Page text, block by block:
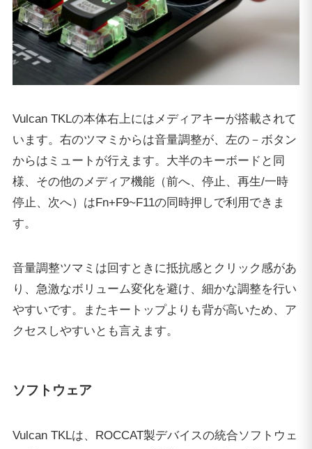
Vulcan TKLの本体右上にはメディアキーが搭載されて
います。右のツマミからは音量調整が、左の－ボタン
からはミュートが行えます。大半のキーボードと同
様、その他のメディア機能（前へ、停止、再生/一時
停止、次へ）は Fn+F9~F11の同時押しで利用できま
す。
音量調整ツマミは回すときに抵抗感とクリック感があ
り、急激なボリューム変化を避け、細かな調整を行い
やすいです。またキートップよりも背が高いため、ア
クセスしやすいとも言えます。
ソフトウェア
Vulcan TKLは、ROCCAT製デバイスの統合ソフトウェ